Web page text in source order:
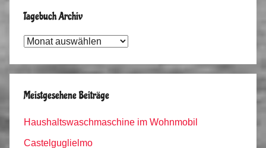
Tagebuch Archiv
Tagebuch
Meistgesehene Beiträge
Haushaltswaschmaschine im Wohnmobil
Castelguglielmo